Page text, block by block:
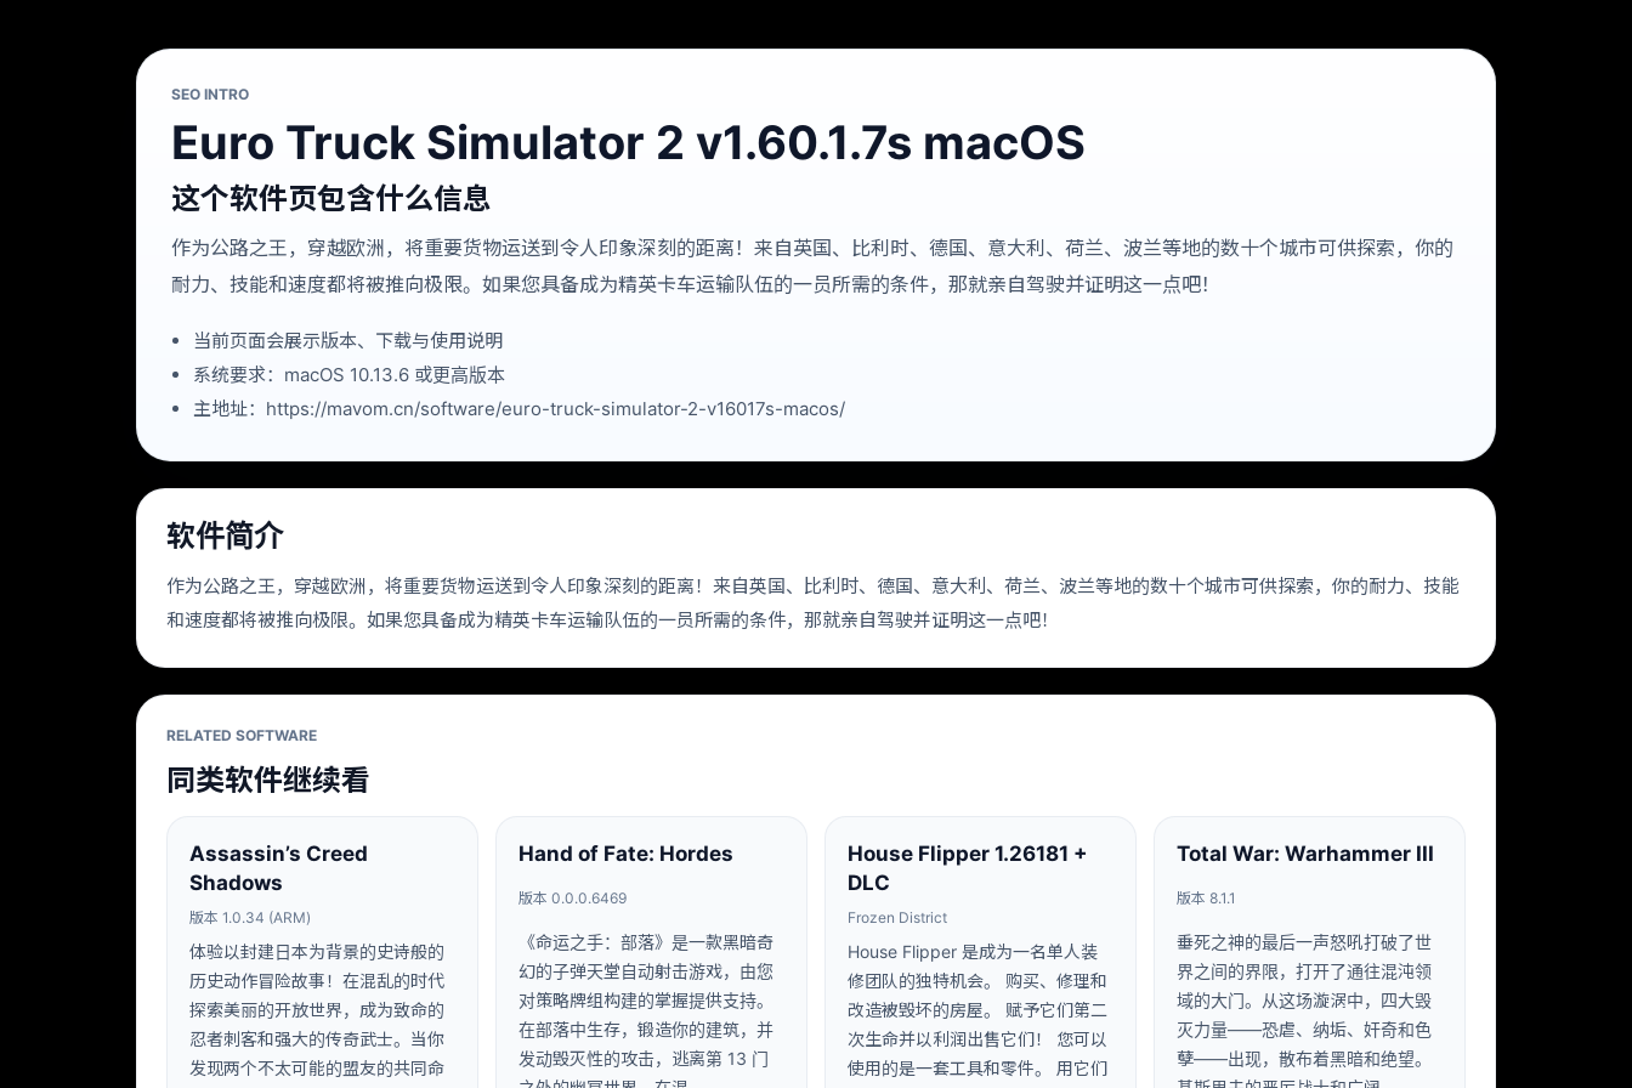
SEO INTRO
Euro Truck Simulator 2 v1.60.1.7s macOS
这个软件页包含什么信息
作为公路之王，穿越欧洲，将重要货物运送到令人印象深刻的距离！来自英国、比利时、德国、意大利、荷兰、波兰等地的数十个城市可供探索，你的
耐力、技能和速度都将被推向极限。如果您具备成为精英卡车运输队伍的一员所需的条件，那就亲自驾驶并证明这一点吧！
当前页面会展示版本、下载与使用说明
系统要求：macOS 10.13.6 或更高版本
主地址：https://mavom.cn/software/euro-truck-simulator-2-v16017s-macos/
软件简介
作为公路之王，穿越欧洲，将重要货物运送到令人印象深刻的距离！来自英国、比利时、德国、意大利、荷兰、波兰等地的数十个城市可供探索，你的耐力、技能
和速度都将被推向极限。如果您具备成为精英卡车运输队伍的一员所需的条件，那就亲自驾驶并证明这一点吧！
RELATED SOFTWARE
同类软件继续看
Assassin’s Creed
Shadows
版本 1.0.34 (ARM)
体验以封建日本为背景的史诗般的
历史动作冒险故事！在混乱的时代
探索美丽的开放世界，成为致命的
忍者刺客和强大的传奇武士。当你
发现两个不太可能的盟友的共同命
Hand of Fate: Hordes
版本 0.0.0.6469
《命运之手：部落》是一款黑暗奇
幻的子弹天堂自动射击游戏，由您
对策略牌组构建的掌握提供支持。
在部落中生存，锻造你的建筑，并
发动毁灭性的攻击，逃离第 13 门
House Flipper 1.26181 +
DLC
Frozen District
House Flipper 是成为一名单人装
修团队的独特机会。 购买、修理和
改造被毁坏的房屋。 赋予它们第二
次生命并以利润出售它们！ 您可以
使用的是一套工具和零件。 用它们
Total War: Warhammer III
版本 8.1.1
垂死之神的最后一声怒吼打破了世
界之间的界限，打开了通往混沌领
域的大门。从这场漩涡中，四大毁
灭力量——恐虐、纳垢、奸奇和色
孽——出现，散布着黑暗和绝望。